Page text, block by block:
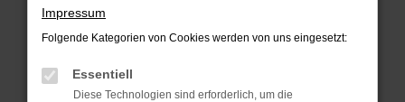
Manche Erweiterungen, wie Werbeblocker,
können das Laden bestimmter Seiten
anderen Browser oder in einem privaten
Fenster?
Impressum
Folgende Kategorien von Cookies werden von uns eingesetzt:
Essentiell
Diese Technologien sind erforderlich, um die